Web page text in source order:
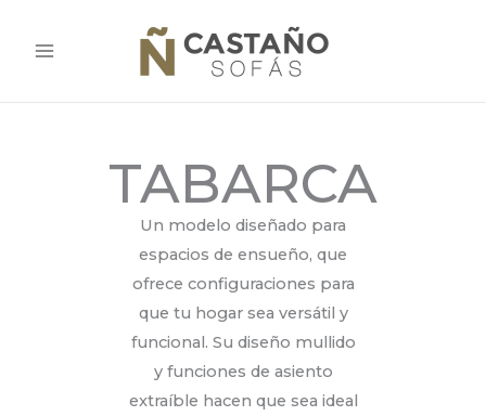
TABARCA
Un modelo diseñado para
espacios de ensueño, que
ofrece configuraciones para
que tu hogar sea versátil y
funcional. Su diseño mullido
y funciones de asiento
extraíble hacen que sea ideal